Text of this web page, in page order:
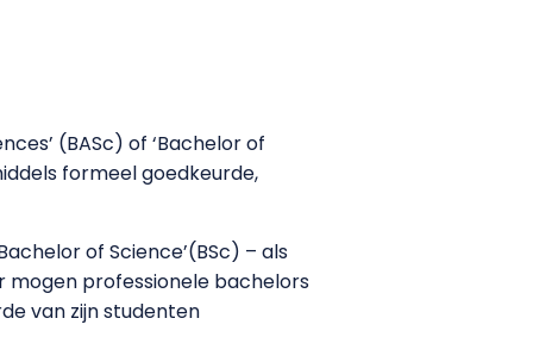
(BASc) of ‘Bachelor of
formeel goedkeurde,
of Science’(BSc) – als
mogen professionele bachelors
van zijn studenten